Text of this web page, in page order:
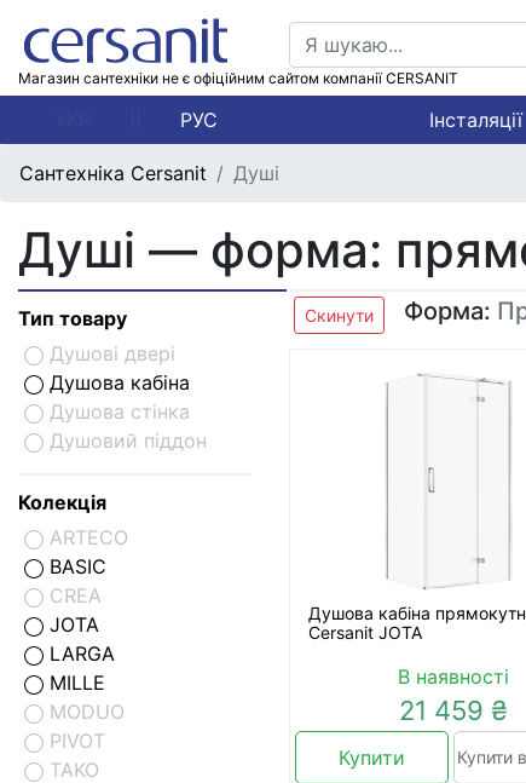
Магазин сантехніки не є офіційним сайтом компанії CERSANIT
РУС Інсталяції
Сантехніка Cersanit Душі
Душі — форма:
Тип товару
Душові двері
Душова кабіна
Душова стінка
Душовий піддон
Колекція
ARTECO
BASIC
CREA
JOTA
LARGA
MILLE
MODUO
PIVOT
TAKO
Скинути Форма:
Душова кабіна
Cersanit JOTA
В наявності
21 459 ₴
Купити Купити